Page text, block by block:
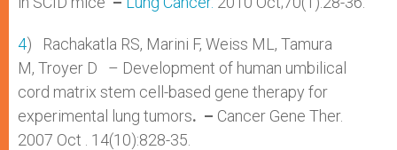
4) Rachakatla RS, Marini F, Weiss ML, Tamura
M, Troyer D – Development of human umbilical
cord matrix stem cell-based gene therapy for
experimental lung tumors. – Cancer Gene Ther.
2007 Oct . 14(10):828-35.